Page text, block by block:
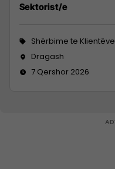
Sektorist/e
Shërbime te Klientëve
Dragash
7 Qershor 2026